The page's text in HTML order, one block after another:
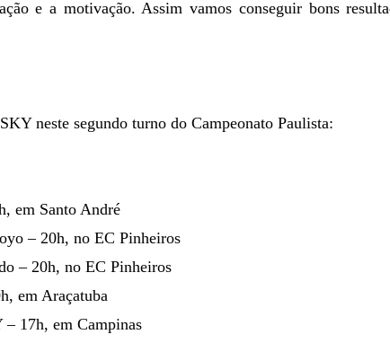
e a motivação. Assim vamos conseguir bons
neste segundo turno do Campeonato Paulista:
em Santo André
– 20h, no EC Pinheiros
– 20h, no EC Pinheiros
em Araçatuba
17h, em Campinas